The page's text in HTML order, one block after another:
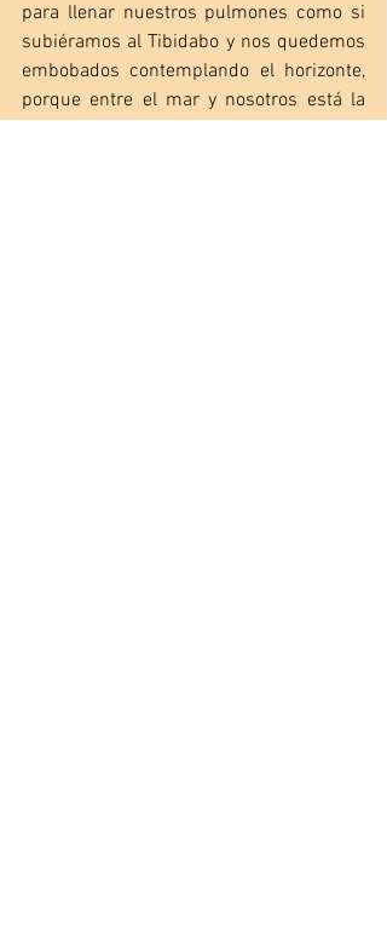
para llenar nuestros pulmones como si
subiéramos al Tibidabo y nos quedemos
embobados contemplando el horizonte,
porque entre el mar y nosotros está la